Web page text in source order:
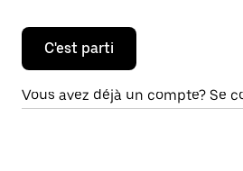
C'est parti
Vous avez déjà un compte? Se